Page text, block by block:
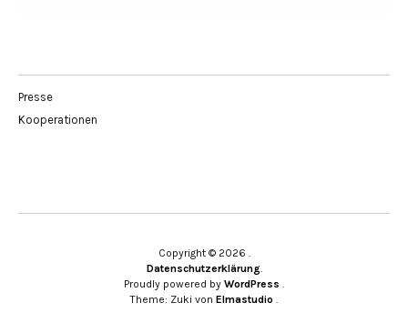
Presse
Kooperationen
Copyright © 2026
Datenschutzerklärung
Proudly powered by WordPress
Theme: Zuki von Elmastudio